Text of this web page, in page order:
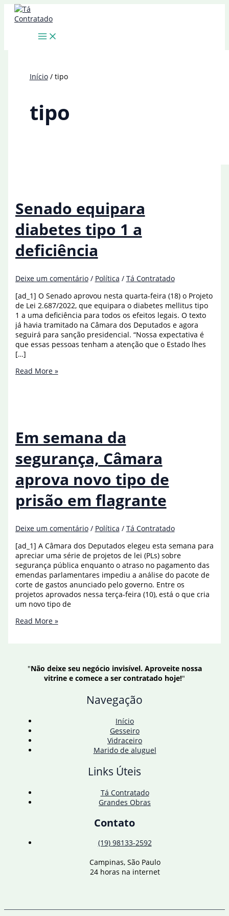
para
Início tipo
tipo
Senado equipara
diabetes tipo 1 a
deficiência
Deixe um comentário / Política / Tá Contratado
[ad_1] O Senado aprovou nesta quarta-feira (18) o Projeto
de Lei 2.687/2022, que equipara o diabetes mellitus tipo
1 a uma deficiência para todos os efeitos legais. O texto
já havia tramitado na Câmara dos Deputados e agora
seguirá para sanção presidencial. “Nossa expectativa é
que essas pessoas tenham a atenção que o Estado lhes
[…]
Senado
Read More »
Em semana da
segurança, Câmara
aprova novo tipo de
prisão em flagrante
Deixe um comentário / Política / Tá Contratado
[ad_1] A Câmara dos Deputados elegeu esta semana para
apreciar uma série de projetos de lei (PLs) sobre
segurança pública enquanto o atraso no pagamento das
emendas parlamentares impediu a análise do pacote de
corte de gastos anunciado pelo governo. Entre os
projetos aprovados nessa terça-feira (10), está o que cria
um novo tipo de
Em
aprova
flagrante
Read More »
"Não deixe seu negócio invisível. Aproveite nossa
vitrine e comece a ser contratado hoje!"
Navegação
Início
Gesseiro
Vidraceiro
Marido de aluguel
Links Úteis
Tá Contratado
Grandes Obras
Contato
(19) 98133-2592
Campinas, São Paulo
24 horas na internet